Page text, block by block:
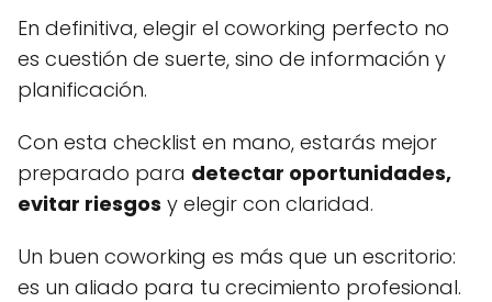
En definitiva, elegir el coworking perfecto no
es cuestión de suerte, sino de información y
planificación.
Con esta checklist en mano, estarás mejor
preparado para detectar oportunidades,
evitar riesgos y elegir con claridad.
Un buen coworking es más que un escritorio:
es un aliado para tu crecimiento profesional.